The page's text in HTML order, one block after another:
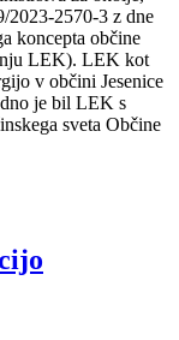
2023-2570-3 z dne
koncepta občine
LEK). LEK kot
v občini Jesenice
je bil LEK s
sveta Občine